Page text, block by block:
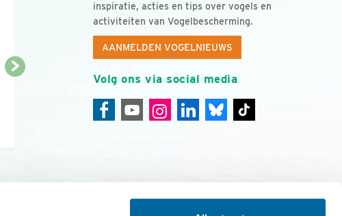
inspiratie, acties en tips over vogels en
activiteiten van Vogelbescherming.
AANMELDEN VOGELNIEUWS
Volg ons via social media